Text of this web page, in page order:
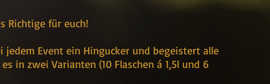
Richtige für euch!
jedem Event ein Hingucker und begeistert alle
in zwei Varianten (10 Flaschen á 1,5l und 6